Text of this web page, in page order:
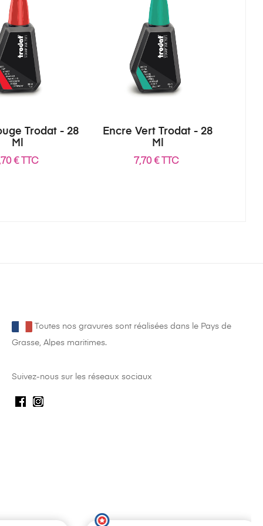
Trodat - 28
Ml
€ TTC
Encre Vert Trodat - 28
Ml
7,70 € TTC
Toutes nos gravures sont réalisées dans le Pays de
Grasse, Alpes maritimes.
Suivez-nous sur les réseaux sociaux